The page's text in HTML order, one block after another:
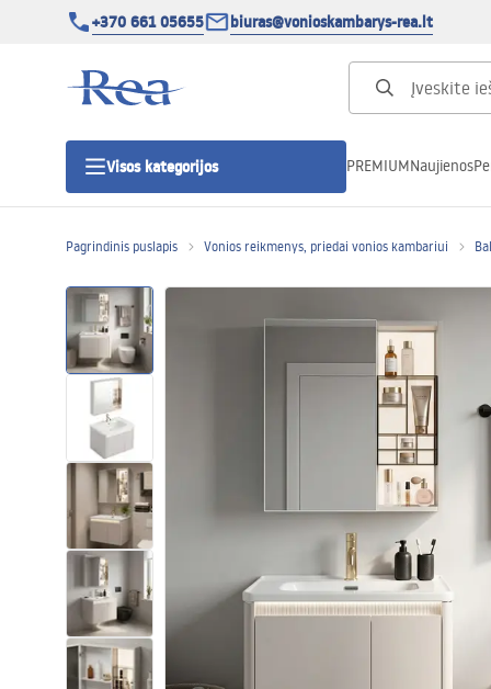
+370 661 05655 biuras@vonioskambarys-rea.lt
Visos kategorijos
Dušo durys
Linijiniai dušo kanalai
Tualetai
Vonios ir ekranai
PREMIUMNaujienos
Pagrindinis puslapis Vonios reikmenys, priedai vonios kambariui